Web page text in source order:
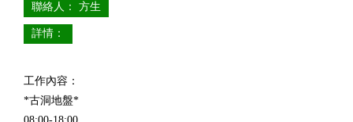
聯絡人： 方生
詳情：
工作內容：
*古洞地盤*